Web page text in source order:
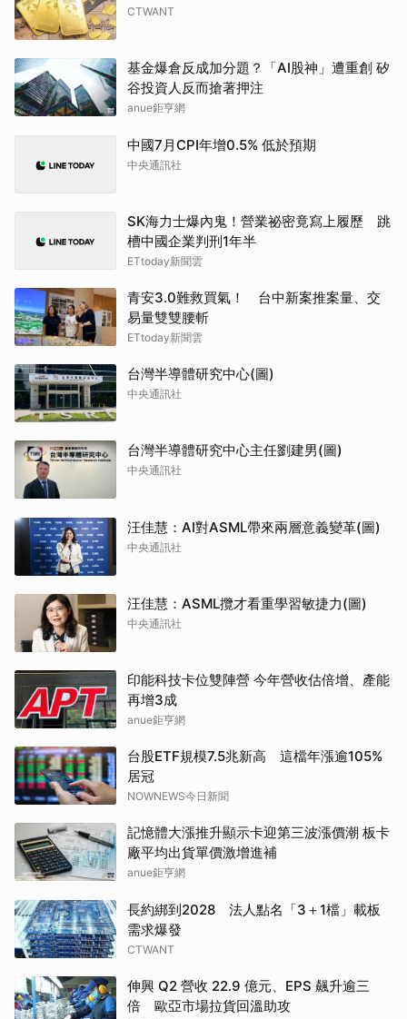
CTWANT
基金爆倉反成加分題？「AI股神」遭重創 矽
谷投資人反而搶著押注
anue鉅亨網
中國7月CPI年增0.5% 低於預期
中央通訊社
SK海力士爆內鬼！營業祕密竟寫上履歷 跳
槽中國企業判刑1年半
ETtoday新聞雲
青安3.0難救買氣！ 台中新案推案量、交
易量雙雙腰斬
ETtoday新聞雲
台灣半導體研究中心(圖)
中央通訊社
台灣半導體研究中心主任劉建男(圖)
中央通訊社
汪佳慧：AI對ASML帶來兩層意義變革(圖)
中央通訊社
汪佳慧：ASML攬才看重學習敏捷力(圖)
中央通訊社
印能科技卡位雙陣營 今年營收估倍增、產能
再增3成
anue鉅亨網
台股ETF規模7.5兆新高 這檔年漲逾105%
居冠
NOWNEWS今日新聞
記憶體大漲推升顯示卡迎第三波漲價潮 板卡
廠平均出貨單價激增進補
anue鉅亨網
長約綁到2028 法人點名「3＋1檔」載板
需求爆發
CTWANT
伸興 Q2 營收 22.9 億元、EPS 飆升逾三
倍 歐亞市場拉貨回溫助攻